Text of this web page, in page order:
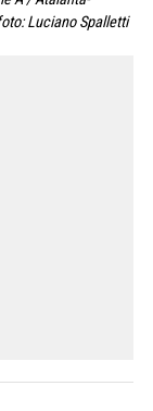
Luciano Spalletti